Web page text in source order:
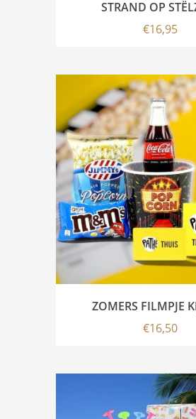
STRAND OP
€16,95
ZOMERS FILMPJE
€16,50